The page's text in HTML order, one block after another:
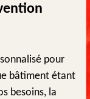
pour
bâtiment étant
besoins, la